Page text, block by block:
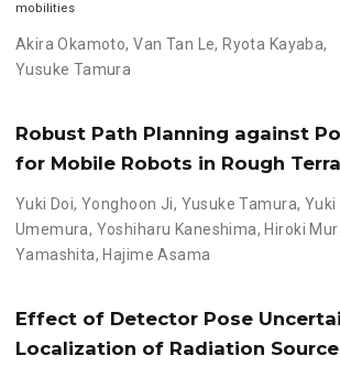
mobilities
Akira Okamoto,Van Tan Le, Ryota Kayaba,
Yusuke Tamura
Robust Path Planning against
for Mobile Robots in Rough
Yuki Doi,Yonghoon Ji, Yusuke Tamura, Yuki
Umemura, Yoshiharu Kaneshima, Hiroki
Yamashita, Hajime Asama
Effect of Detector Pose
Localization of Radiation